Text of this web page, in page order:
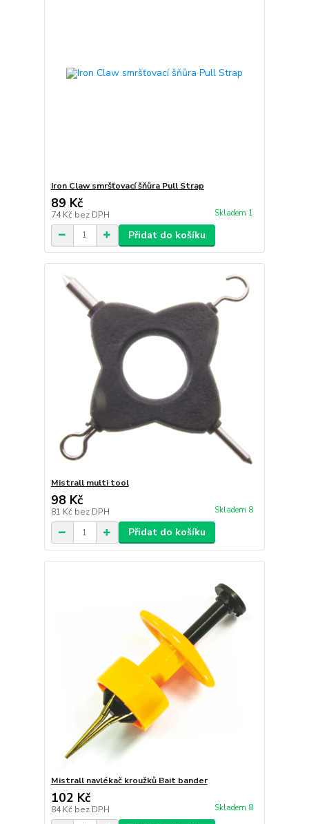
Iron Claw smršťovací šňůra Pull Strap
89 Kč
74 Kč bez DPH Skladem 1
Přidat do košíku
Mistrall multi tool
98 Kč
81 Kč bez DPH Skladem 8
Přidat do košíku
Mistrall navlékač kroužků Bait bander
102 Kč
84 Kč bez DPH Skladem 8